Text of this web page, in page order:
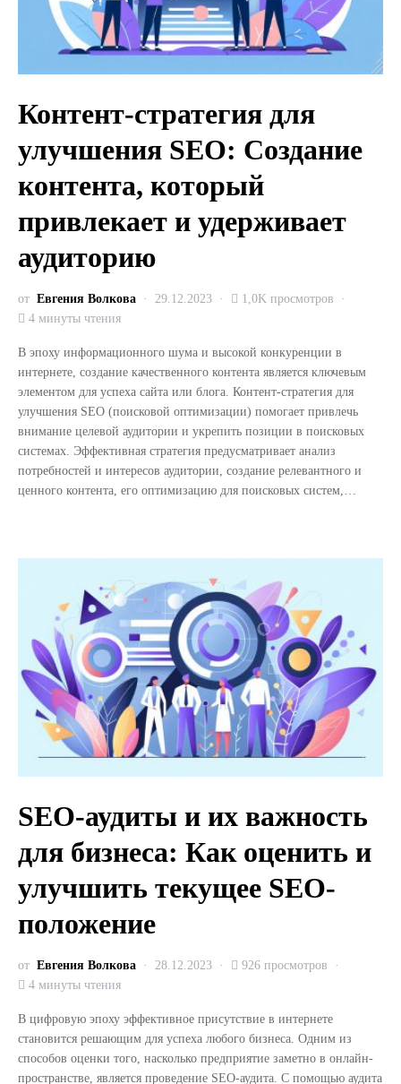
Контент-стратегия для
улучшения SEO: Создание
контента, который
привлекает и удерживает
аудиторию
от Евгения Волкова 29.12.2023
1,0K просмотров
4 минуты чтения
В эпоху информационного шума и высокой конкуренции в
интернете, создание качественного контента является ключевым
элементом для успеха сайта или блога. Контент-стратегия для
улучшения SEO (поисковой оптимизации) помогает привлечь
внимание целевой аудитории и укрепить позиции в поисковых
системах. Эффективная стратегия предусматривает анализ
потребностей и интересов аудитории, создание релевантного и
ценного контента, его оптимизацию для поисковых систем,…
SEO-аудиты и их важность
для бизнеса: Как оценить и
улучшить текущее SEO-
положение
от Евгения Волкова 28.12.2023
926 просмотров
4 минуты чтения
В цифровую эпоху эффективное присутствие в интернете
становится решающим для успеха любого бизнеса. Одним из
способов оценки того, насколько предприятие заметно в онлайн-
пространстве, является проведение SEO-аудита. С помощью аудита